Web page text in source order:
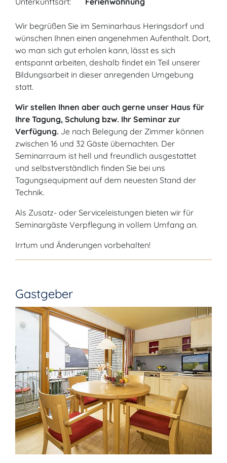
Wir begrüßen Sie im Seminarhaus Heringsdorf und
wünschen Ihnen einen angenehmen Aufenthalt. Dort,
wo man sich gut erholen kann, lässt es sich
entspannt arbeiten, deshalb findet ein Teil unserer
Bildungsarbeit in dieser anregenden Umgebung
statt.
Wir stellen Ihnen aber auch gerne unser Haus für
Ihre Tagung, Schulung bzw. Ihr Seminar zur
Verfügung. Je nach Belegung der Zimmer können
zwischen 16 und 32 Gäste übernachten. Der
Seminarraum ist hell und freundlich ausgestattet
und selbstverständlich finden Sie bei uns
Tagungsequipment auf dem neuesten Stand der
Technik.
Als Zusatz- oder Serviceleistungen bieten wir für
Seminargäste Verpflegung in vollem Umfang an.
Irrtum und Änderungen vorbehalten!
Gastgeber